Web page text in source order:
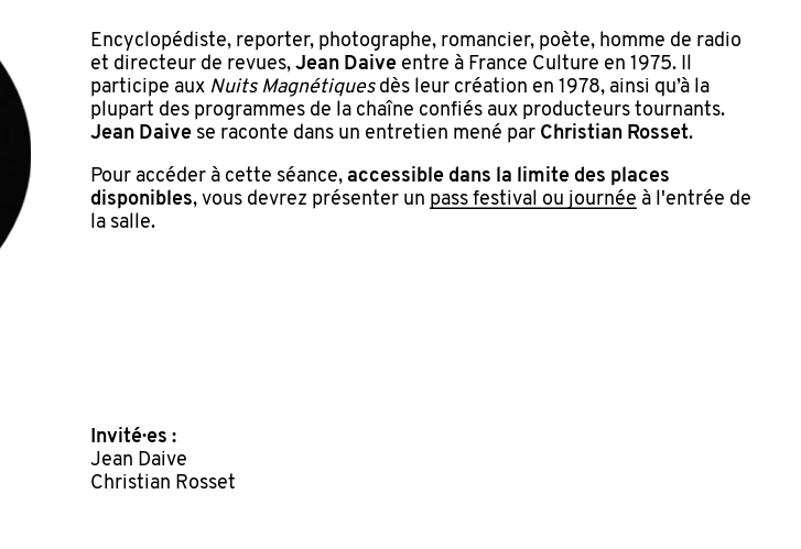
Encyclopédiste, reporter, photographe, romancier, poète, homme de radio
et directeur de revues, Jean Daiveentre à France Culture en 1975. Il
participe aux Nuits Magnétiquesdès leur création en 1978, ainsi qu’à la
plupart des programmes de la chaîne confiés aux producteurs tournants.
Jean Daivese raconte dans un entretien mené par Christian Rosset.
Pour accéder à cette séance, accessible dans la limite des places
disponibles, vous devrez présenter un pass festival ou journée à l'entrée de
la salle.
Invité·es :
Jean Daive
Christian Rosset